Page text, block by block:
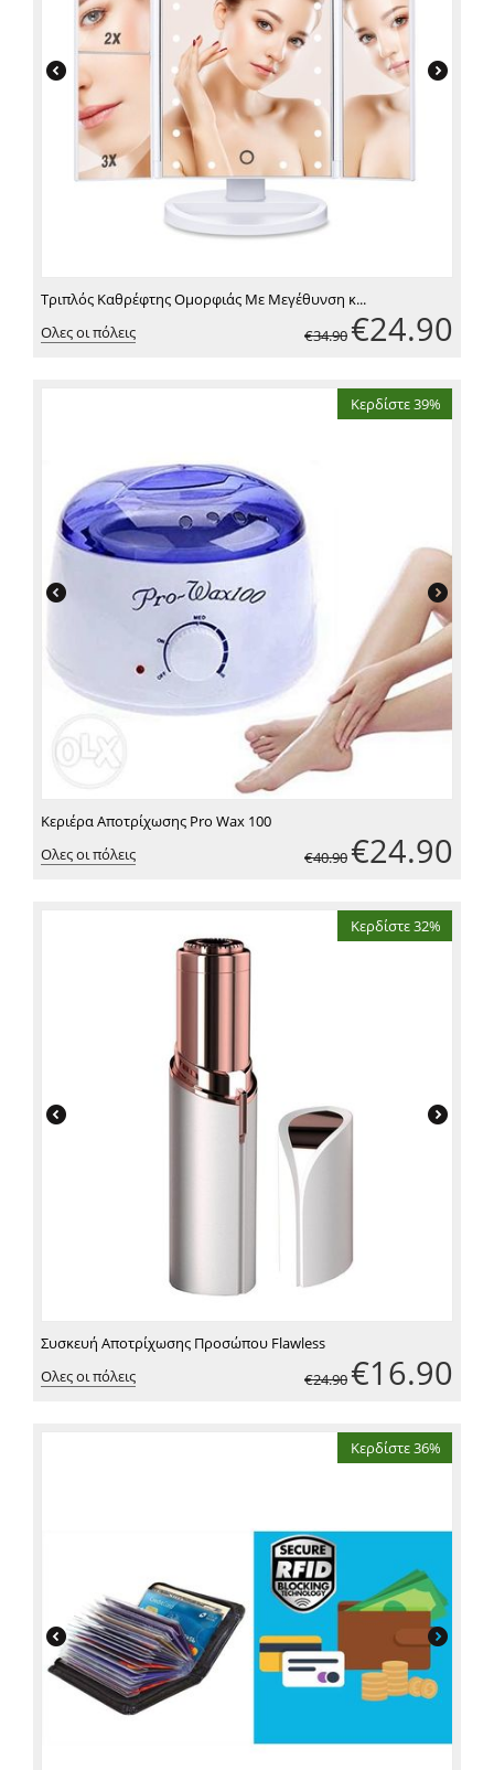
Τριπλός Καθρέφτης Ομορφιάς Με Μεγέθυνση κ...
Ολες οι πόλεις
€34.90 €24.90
Κερδίστε 39%
Κεριέρα Αποτρίχωσης Pro Wax 100
Ολες οι πόλεις
€40.90 €24.90
Κερδίστε 32%
Συσκευή Αποτρίχωσης Προσώπου Flawless
Ολες οι πόλεις
€24.90 €16.90
Κερδίστε 36%